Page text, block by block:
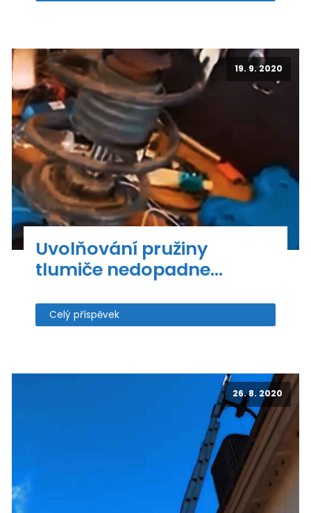
19. 9. 2020
Uvolňování pružiny
tlumiče nedopadne…
Celý příspěvek
26. 8. 2020